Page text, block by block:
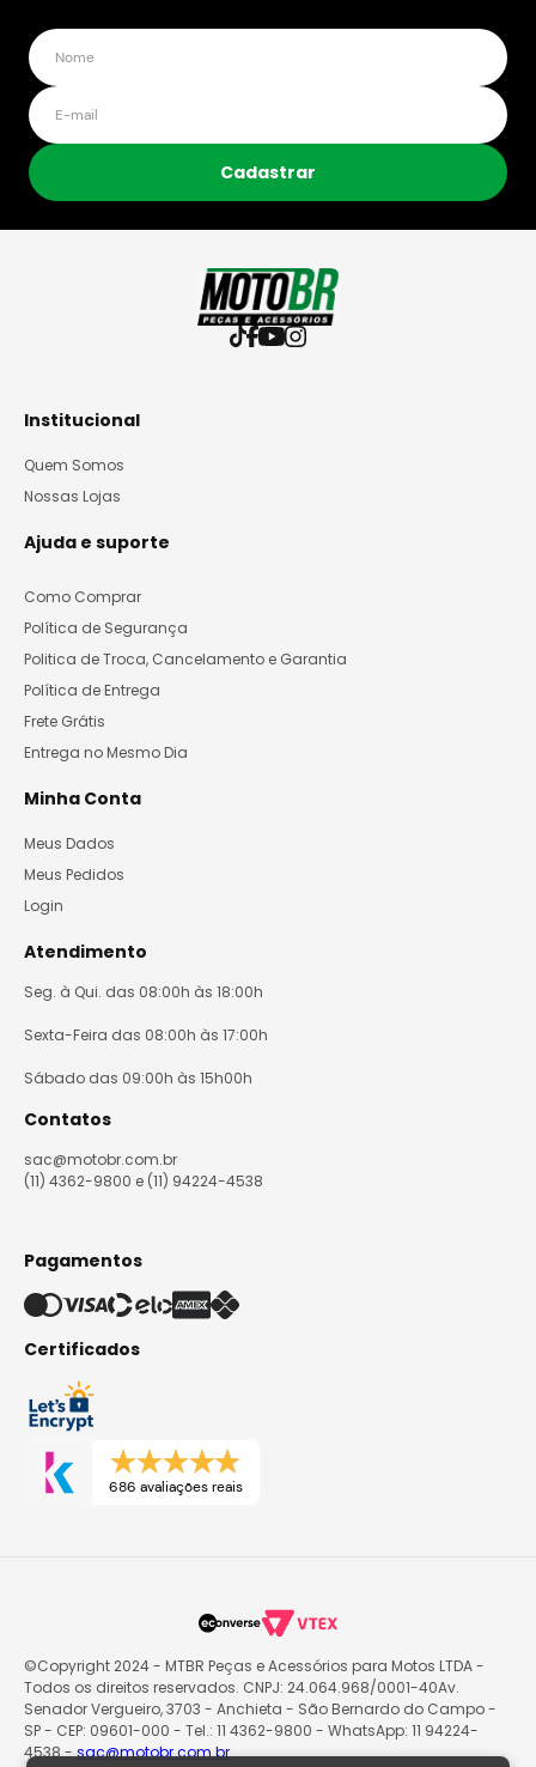
Cadastrar
Institucional
Quem Somos
Nossas Lojas
Ajuda e suporte
Como Comprar
Política de Segurança
Politica de Troca, Cancelamento e Garantia
Política de Entrega
Frete Grátis
Entrega no Mesmo Dia
Minha Conta
Meus Dados
Meus Pedidos
Login
Atendimento
Seg. à Qui. das 08:00h às 18:00h
Sexta-Feira das 08:00h às 17:00h
Sábado das 09:00h às 15h00h
Contatos
sac@motobr.com.br
(11) 4362-9800 e (11) 94224-4538
Pagamentos
Certificados
686 avaliações reais
©Copyright 2024 - MTBR Peças e Acessórios para Motos LTDA -
Todos os direitos reservados. CNPJ: 24.064.968/0001-40Av.
Senador Vergueiro, 3703 - Anchieta - São Bernardo do Campo -
SP - CEP: 09601-000 - Tel.: 11 4362-9800 - WhatsApp: 11 94224-
4538 -sac@motobr.com.br